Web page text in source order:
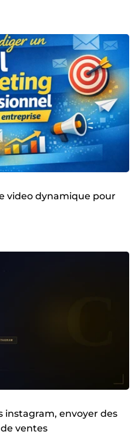
video dynamique pour
instagram, envoyer des
ventes